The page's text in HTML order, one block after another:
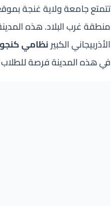
تتمتع جامعة ولاية غنجة
منطقة غرب البلاد. هذه
الأذربيجاني الكبيرنظامي
في هذه المدينة فرصة للطلاب